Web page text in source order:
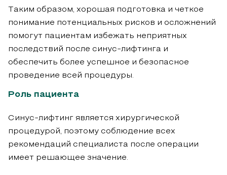
Таким образом, хорошая подготовка и четкое
понимание потенциальных рисков и осложнений
помогут пациентам избежать неприятных
последствий после синус-лифтинга и
обеспечить более успешное и безопасное
проведение всей процедуры.
Роль пациента
Синус-лифтинг является хирургической
процедурой, поэтому соблюдение всех
рекомендаций специалиста после операции
имеет решающее значение.